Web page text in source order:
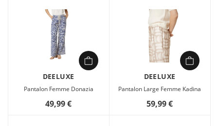
DEELUXE
Pantalon Femme Donazia
49,99 €
DEELUXE
Pantalon Large Femme Kadina
59,99 €